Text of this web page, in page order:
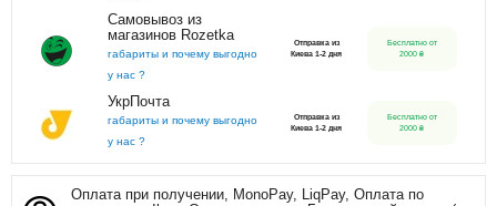
Самовывоз из
магазинов Rozetka
габариты и почему выгодно
у нас ?
Отправка из
Киева 1-2 дня
Бесплатно от
2000 ₴
УкрПочта
габариты и почему выгодно
у нас ?
Отправка из
Киева 1-2 дня
Бесплатно от
2000 ₴
Оплата при получении, MonoPay, LiqPay, Оплата по